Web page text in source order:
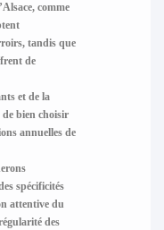
comme
tandis que
de
et de la
de bien choisir
annuelles de
spécificités
attentive du
des